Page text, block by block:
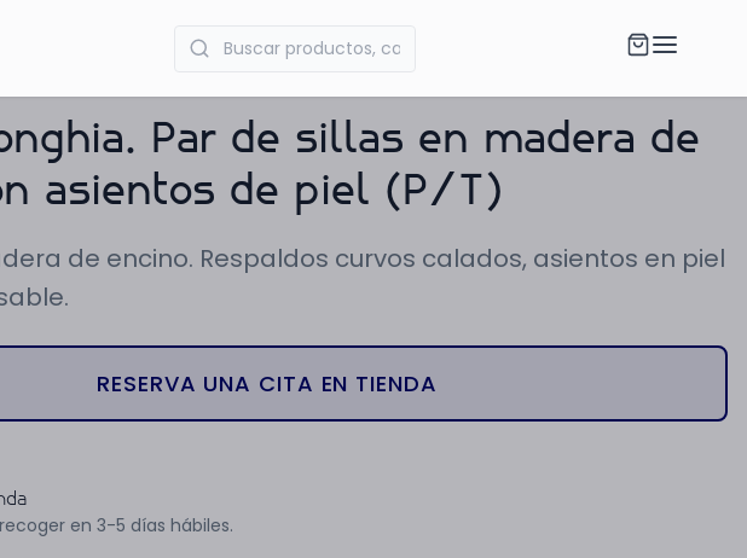
Par de sillas en madera de
asientos de piel (P/T)
de encino. Respaldos curvos calados, asientos en piel
RESERVA UNA CITA EN TIENDA
en 3-5 días hábiles.